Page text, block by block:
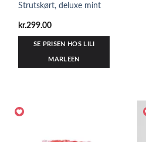
Strutskørt, deluxe mint
kr.299.00
SE PRISEN HOS LILI
MARLEEN